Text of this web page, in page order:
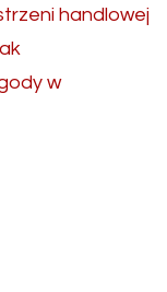
handlowej
w